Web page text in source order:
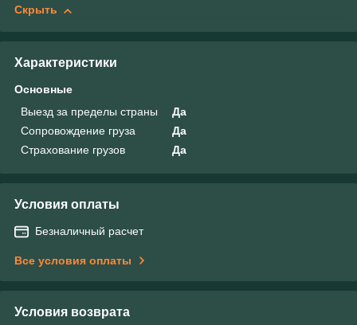
Скрыть
Характеристики
Основные
Выезд за пределы страны
Да
Сопровождение груза
Да
Страхование грузов
Да
Условия оплаты
Безналичный расчет
Все условия оплаты
Условия возврата